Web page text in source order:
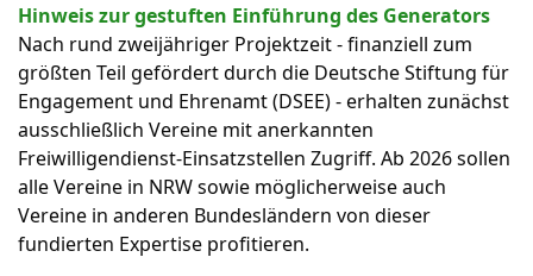
Hinweis zur gestuften Einführung des Generators
Nach rund zweijähriger Projektzeit - finanziell zum
größten Teil gefördert durch die Deutsche Stiftung für
Engagement und Ehrenamt (DSEE) - erhalten zunächst
ausschließlich Vereine mit anerkannten
Freiwilligendienst-Einsatzstellen Zugriff. Ab 2026 sollen
alle Vereine in NRW sowie möglicherweise auch
Vereine in anderen Bundesländern von dieser
fundierten Expertise profitieren.